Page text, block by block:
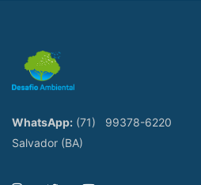
WhatsApp: (71)
99378-6220
Salvador (BA)